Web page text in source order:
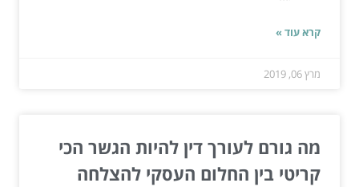
קרא עוד »
מרץ 06, 2019
מה גורם לעורך דין להיות הגשר הכי
קריטי בין החלום העסקי להצלחה